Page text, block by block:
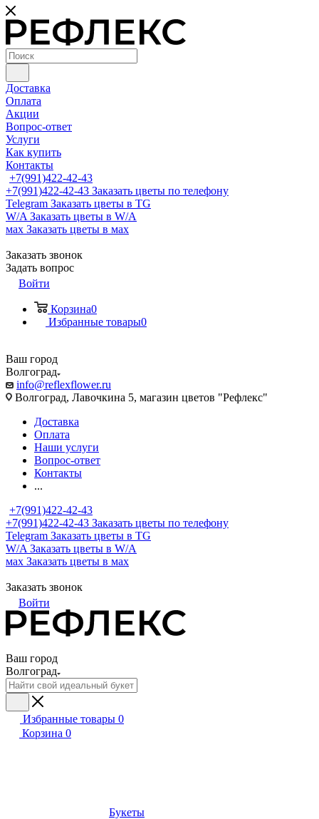
Доставка
Оплата
Акции
Вопрос-ответ
Услуги
Как купить
Контакты
+7(991)422-42-43
+7(991)422-42-43 Заказать цветы по телефону
Telegram Заказать цветы в TG
W/A Заказать цветы в W/A
мах Заказать цветы в мах
Заказать звонок
Задать вопрос
Войти
Корзина0
Избранные товары0
Ваш город
Волгоград
info@reflexflower.ru
Волгоград, Лавочкина 5, магазин цветов "Рефлекс"
Доставка
Оплата
Наши услуги
Вопрос-ответ
Контакты
...
+7(991)422-42-43
+7(991)422-42-43 Заказать цветы по телефону
Telegram Заказать цветы в TG
W/A Заказать цветы в W/A
мах Заказать цветы в мах
Заказать звонок
Войти
Ваш город
Волгоград
Избранные товары 0
Корзина 0
Букеты